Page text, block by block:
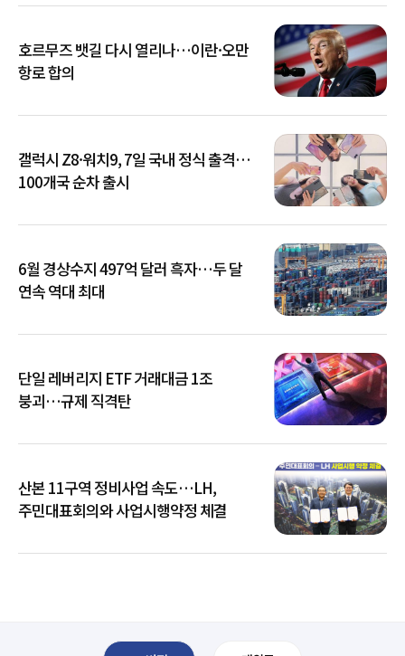
호르무즈 뱃길 다시 열리나…이란·오만
항로 합의
갤럭시 Z8·워치9, 7일 국내 정식 출격…
100개국 순차 출시
6월 경상수지 497억 달러 흑자…두 달
연속 역대 최대
단일 레버리지 ETF 거래대금 1조
붕괴…규제 직격탄
산본 11구역 정비사업 속도…LH,
주민대표회의와 사업시행약정 체결